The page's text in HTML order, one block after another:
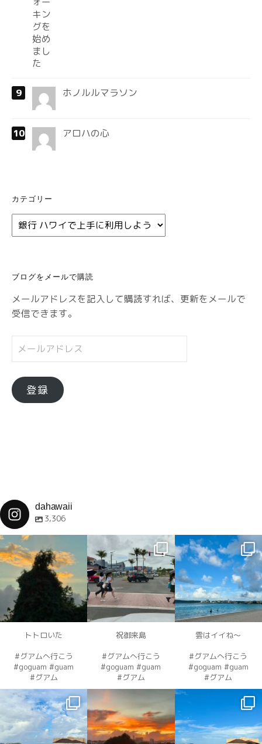
ホノルルマラソン
アロハの心
カテゴリー
カ
テ
ー
ブログをメールで購読
メールアドレスを記入して購読すれば、更新をメールで
受信できます。
ー
ア
ド
登録
dahawaii
3,306
トトロいた
#グアムへ行こう
#goguam #guam
#グアム
dahawaii
12月 4
祝御来島
#グアムへ行こう
#goguam #guam
#グアム
dahawaii
12月 4
雲はイイね〜
#グアムへ行こう
#goguam #guam
#グアム
dahawaii